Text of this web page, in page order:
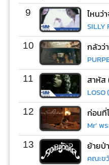
9
SILLY
10 กลัวว่
11 สาหัส
LOSO
12
Mr’ พ
13 ย้ายป่า
คณะข